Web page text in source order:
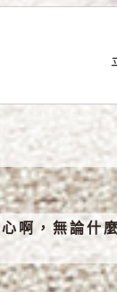
啊，無論什